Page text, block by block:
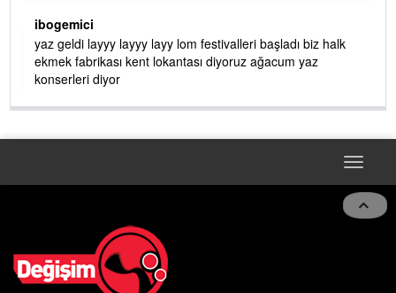
ibogemici
yaz geldi layyy layyy layy lom festivalleri başladı biz halk
ekmek fabrikası kent lokantası diyoruz ağacum yaz
konserleri diyor
Toggle